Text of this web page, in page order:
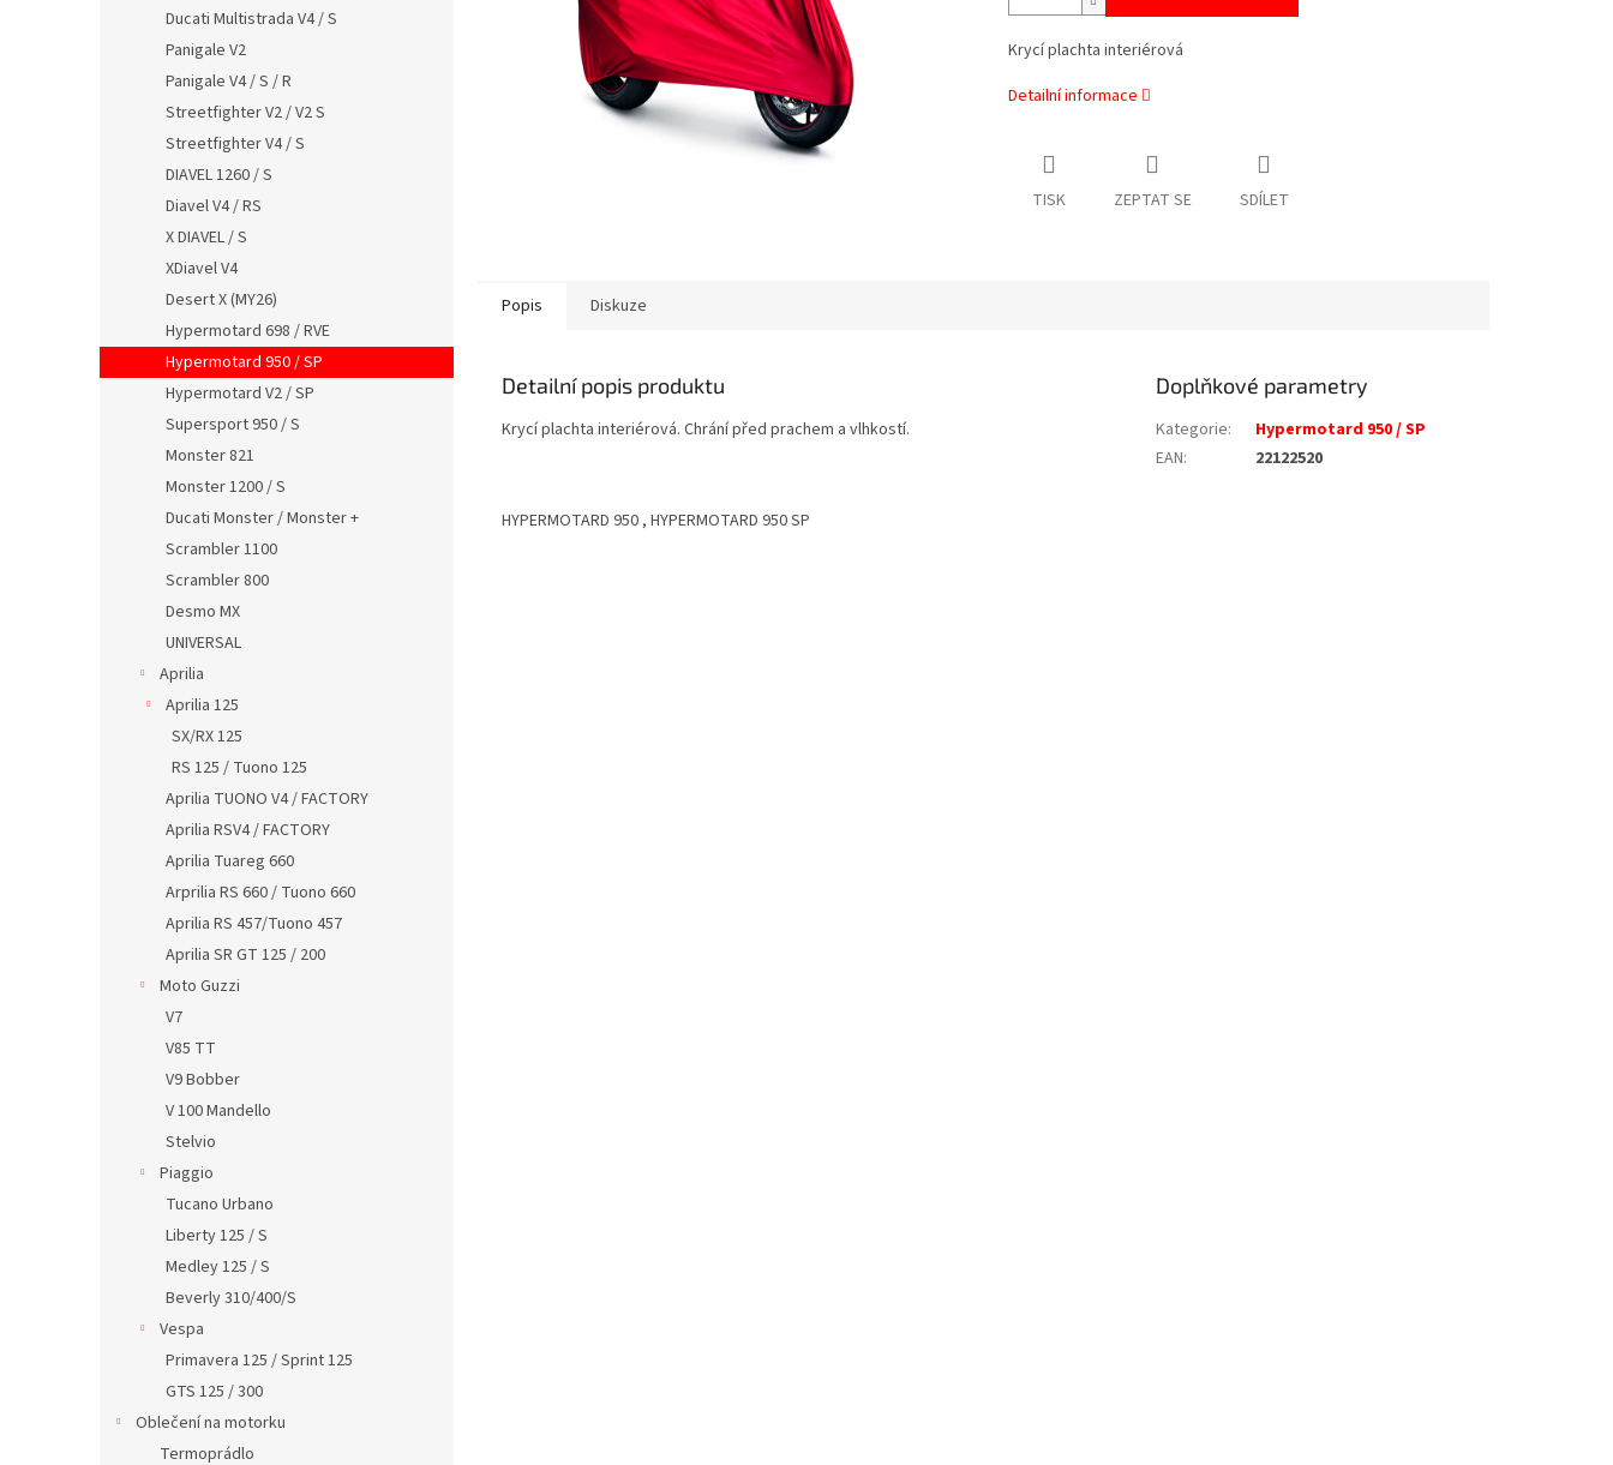
Ducati Multistrada V4 / S
Panigale V2
Panigale V4 / S / R
Streetfighter V2 / V2 S
Streetfighter V4 / S
DIAVEL 1260 / S
Diavel V4 / RS
X DIAVEL / S
XDiavel V4
Desert X (MY26)
Hypermotard 698 / RVE
Hypermotard 950 / SP
Hypermotard V2 / SP
Supersport 950 / S
Monster 821
Monster 1200 / S
Ducati Monster / Monster +
Scrambler 1100
Scrambler 800
Desmo MX
UNIVERSAL
Aprilia
Aprilia 125
SX/RX 125
RS 125 / Tuono 125
Aprilia TUONO V4 / FACTORY
Aprilia RSV4 / FACTORY
Aprilia Tuareg 660
Arprilia RS 660 / Tuono 660
Aprilia RS 457/Tuono 457
Aprilia SR GT 125 / 200
Moto Guzzi
V7
V85 TT
V9 Bobber
V 100 Mandello
Stelvio
Piaggio
Tucano Urbano
Liberty 125 / S
Medley 125 / S
Beverly 310/400/S
Vespa
Primavera 125 / Sprint 125
GTS 125 / 300
Oblečení na motorku
Termoprádlo
Krycí plachta interiérová
Detailní informace
TISK ZEPTAT SE SDÍLET
Popis Diskuze
Detailní popis produktu
Krycí plachta interiérová. Chrání před prachem a vlhkostí.
HYPERMOTARD 950 , HYPERMOTARD 950 SP
Doplňkové parametry
Kategorie:
Hypermotard 950 / SP
EAN: 22122520